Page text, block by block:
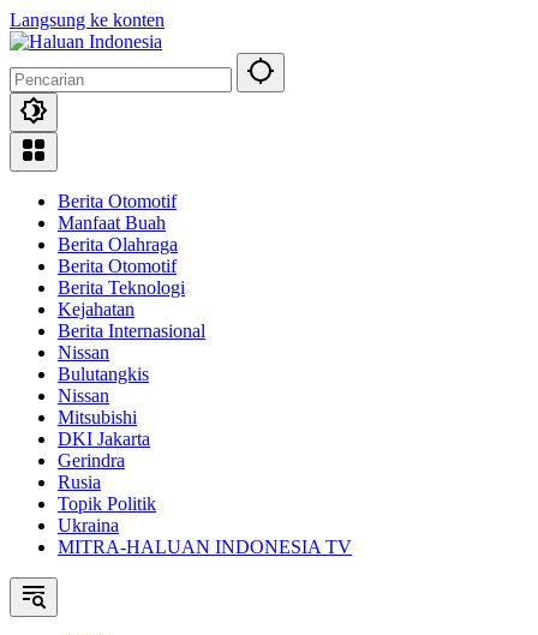
Langsung ke konten
Berita Otomotif
Manfaat Buah
Berita Olahraga
Berita Otomotif
Berita Teknologi
Kejahatan
Berita Internasional
Nissan
Bulutangkis
Nissan
Mitsubishi
DKI Jakarta
Gerindra
Rusia
Topik Politik
Ukraina
MITRA-HALUAN INDONESIA TV